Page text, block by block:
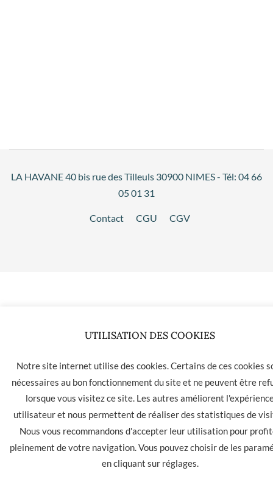
LA HAVANE 40 bis rue des Tilleuls 30900 NIMES - Tél: 04 66
05 01 31
Contact CGU CGV
UTILISATION DES COOKIES
Notre site internet utilise des cookies. Certains de ces cookies
nécessaires au bon fonctionnement du site et ne peuvent être
lorsque vous visitez ce site. Les autres améliorent
utilisateur et nous permettent de réaliser des statistiques de
Nous vous recommandons d'accepter leur utilisation pour
pleinement de votre navigation. Vous pouvez choisir de les
en cliquant sur réglages.